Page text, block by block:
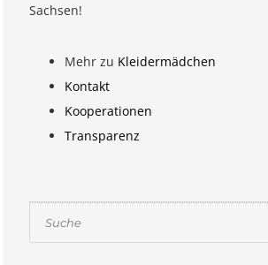
Sachsen!
Mehr zu Kleidermädchen
Kontakt
Kooperationen
Transparenz